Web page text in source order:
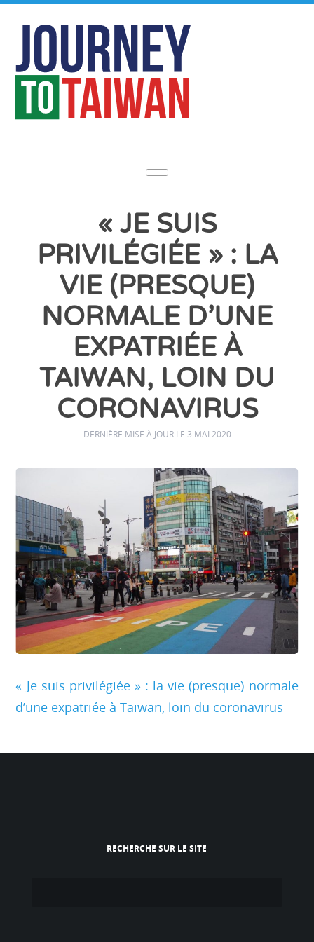
« JE SUIS
PRIVILÉGIÉE » : LA
VIE (PRESQUE)
NORMALE D’UNE
EXPATRIÉE À
TAIWAN, LOIN DU
CORONAVIRUS
DERNIÈRE MISE À JOUR LE 3 MAI 2020
« Je suis privilégiée » : la vie (presque) normale
d’une expatriée à Taiwan, loin du coronavirus
RECHERCHE SUR LE SITE